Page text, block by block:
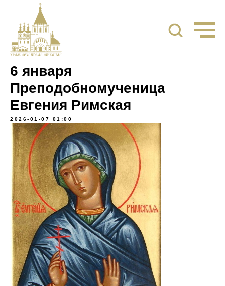
6 января
Преподобномученица
Евгения Римская
2026-01-07 01:00